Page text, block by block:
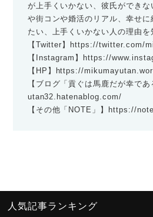
が上手くいかない、彼氏ができな
や街コンや婚活のリアル、幸せに
たい、上手くいかない人の理由を
【Twitter】
https://twitter.com/
【Instagram】
https://
【HP】
https://
【ブログ「貢ぐは馬鹿だが幸であ
utan32.hatenablog.com/
【その他「NOTE」】
https://
人気記事ランキング